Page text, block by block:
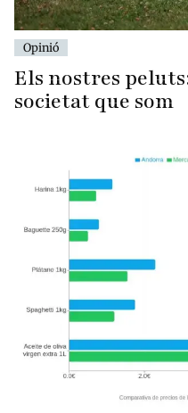
Opinió
Els nostres
societat que som